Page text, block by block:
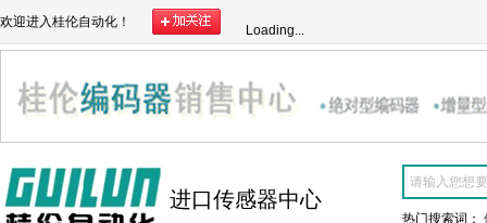
欢迎进入桂伦自动化！
Loading...
进口传感器中心
热门搜索词：